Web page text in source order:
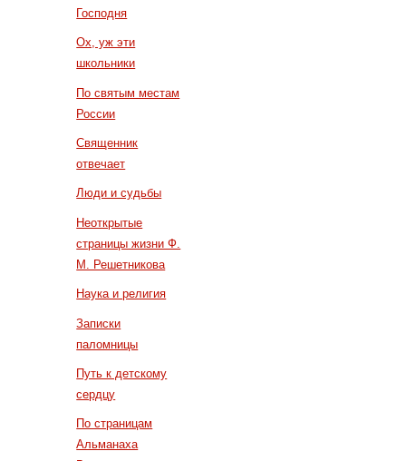
Господня
Ох, уж эти
школьники
По святым местам
России
Священник
отвечает
Люди и судьбы
Неоткрытые
страницы жизни Ф.
М. Решетникова
Наука и религия
Записки
паломницы
Путь к детскому
сердцу
По страницам
Альманаха